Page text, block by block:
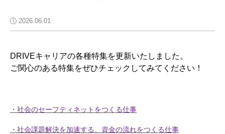
2026.06.01
DRIVEキャリアの各種特集を更新いたしました。
ご関心のある特集をぜひチェックしてみてください！
・社会のセーフティネットをつくる仕事
・社会課題解決を加速する、資金の流れをつくる仕事